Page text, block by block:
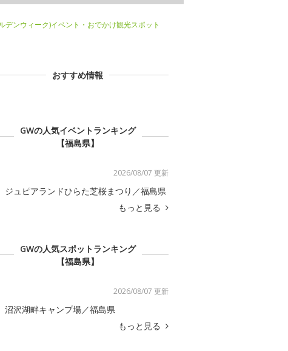
デンウィーク)イベント・おでかけ観光スポット
おすすめ情報
GWの人気イベントランキング
【福島県】
2026/08/07 更新
ジュピアランドひらた芝桜まつり／福島県
もっと見る
GWの人気スポットランキング
【福島県】
2026/08/07 更新
沼沢湖畔キャンプ場／福島県
もっと見る